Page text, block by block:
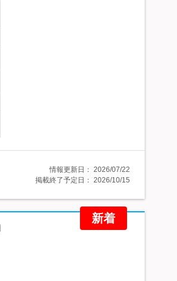
情報更新日： 2026/07/22
掲載終了予定日： 2026/10/15
新着